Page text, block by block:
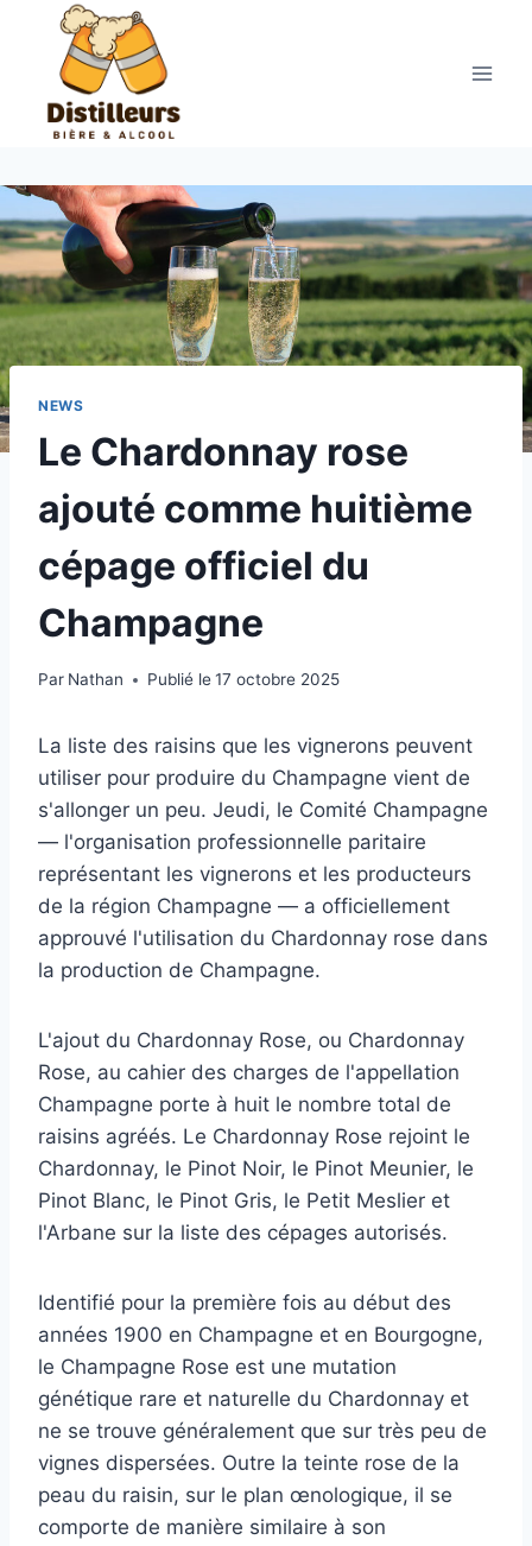
contenu
NEWS
Le Chardonnay rose
ajouté comme huitième
cépage officiel du
Champagne
Par Nathan Publié le 17 octobre 2025
La liste des raisins que les vignerons peuvent
utiliser pour produire du Champagne vient de
s'allonger un peu. Jeudi, le Comité Champagne
— l'organisation professionnelle paritaire
représentant les vignerons et les producteurs
de la région Champagne — a officiellement
approuvé l'utilisation du Chardonnay rose dans
la production de Champagne.
L'ajout du Chardonnay Rose, ou Chardonnay
Rose, au cahier des charges de l'appellation
Champagne porte à huit le nombre total de
raisins agréés. Le Chardonnay Rose rejoint le
Chardonnay, le Pinot Noir, le Pinot Meunier, le
Pinot Blanc, le Pinot Gris, le Petit Meslier et
l'Arbane sur la liste des cépages autorisés.
Identifié pour la première fois au début des
années 1900 en Champagne et en Bourgogne,
le Champagne Rose est une mutation
génétique rare et naturelle du Chardonnay et
ne se trouve généralement que sur très peu de
vignes dispersées. Outre la teinte rose de la
peau du raisin, sur le plan œnologique, il se
comporte de manière similaire à son